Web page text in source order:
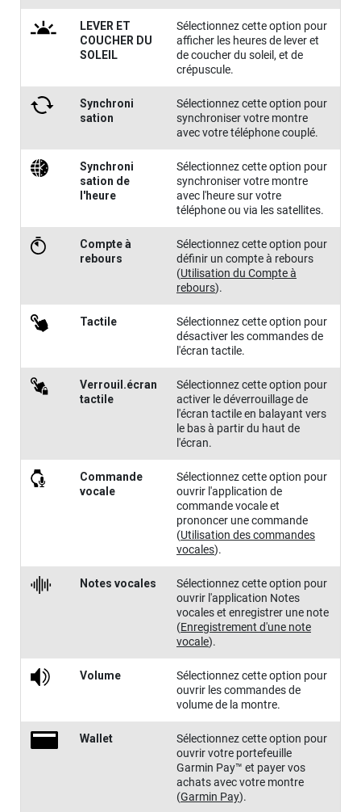
LEVER ET
COUCHER DU
SOLEIL
Sélectionnez cette option pour
afficher les heures de lever et
de coucher du soleil, et de
crépuscule.
Synchroni​
sation
Sélectionnez cette option pour
synchroniser votre montre
avec votre téléphone couplé.
Synchroni​
sation de
l'heure
Sélectionnez cette option pour
synchroniser votre montre
avec l'heure sur votre
téléphone ou via les satellites.
Compte à
rebours
Sélectionnez cette option pour
définir un compte à rebours
(Utilisation du Compte à
rebours).
Tactile
Sélectionnez cette option pour
désactiver les commandes de
l'écran tactile.
Verrouil.écran
tactile
Sélectionnez cette option pour
activer le déverrouillage de
l'écran tactile en balayant vers
le bas à partir du haut de
l'écran.
Commande
vocale
Sélectionnez cette option pour
ouvrir l'application de
commande vocale et
prononcer une commande
(Utilisation des commandes
vocales).
Notes vocales
Sélectionnez cette option pour
ouvrir l'application Notes
vocales et enregistrer une note
(Enregistrement d'une note
vocale).
Volume
Sélectionnez cette option pour
ouvrir les commandes de
volume de la montre.
Wallet
Sélectionnez cette option pour
ouvrir votre portefeuille
Garmin Pay™ et payer vos
achats avec votre montre
(Garmin Pay).